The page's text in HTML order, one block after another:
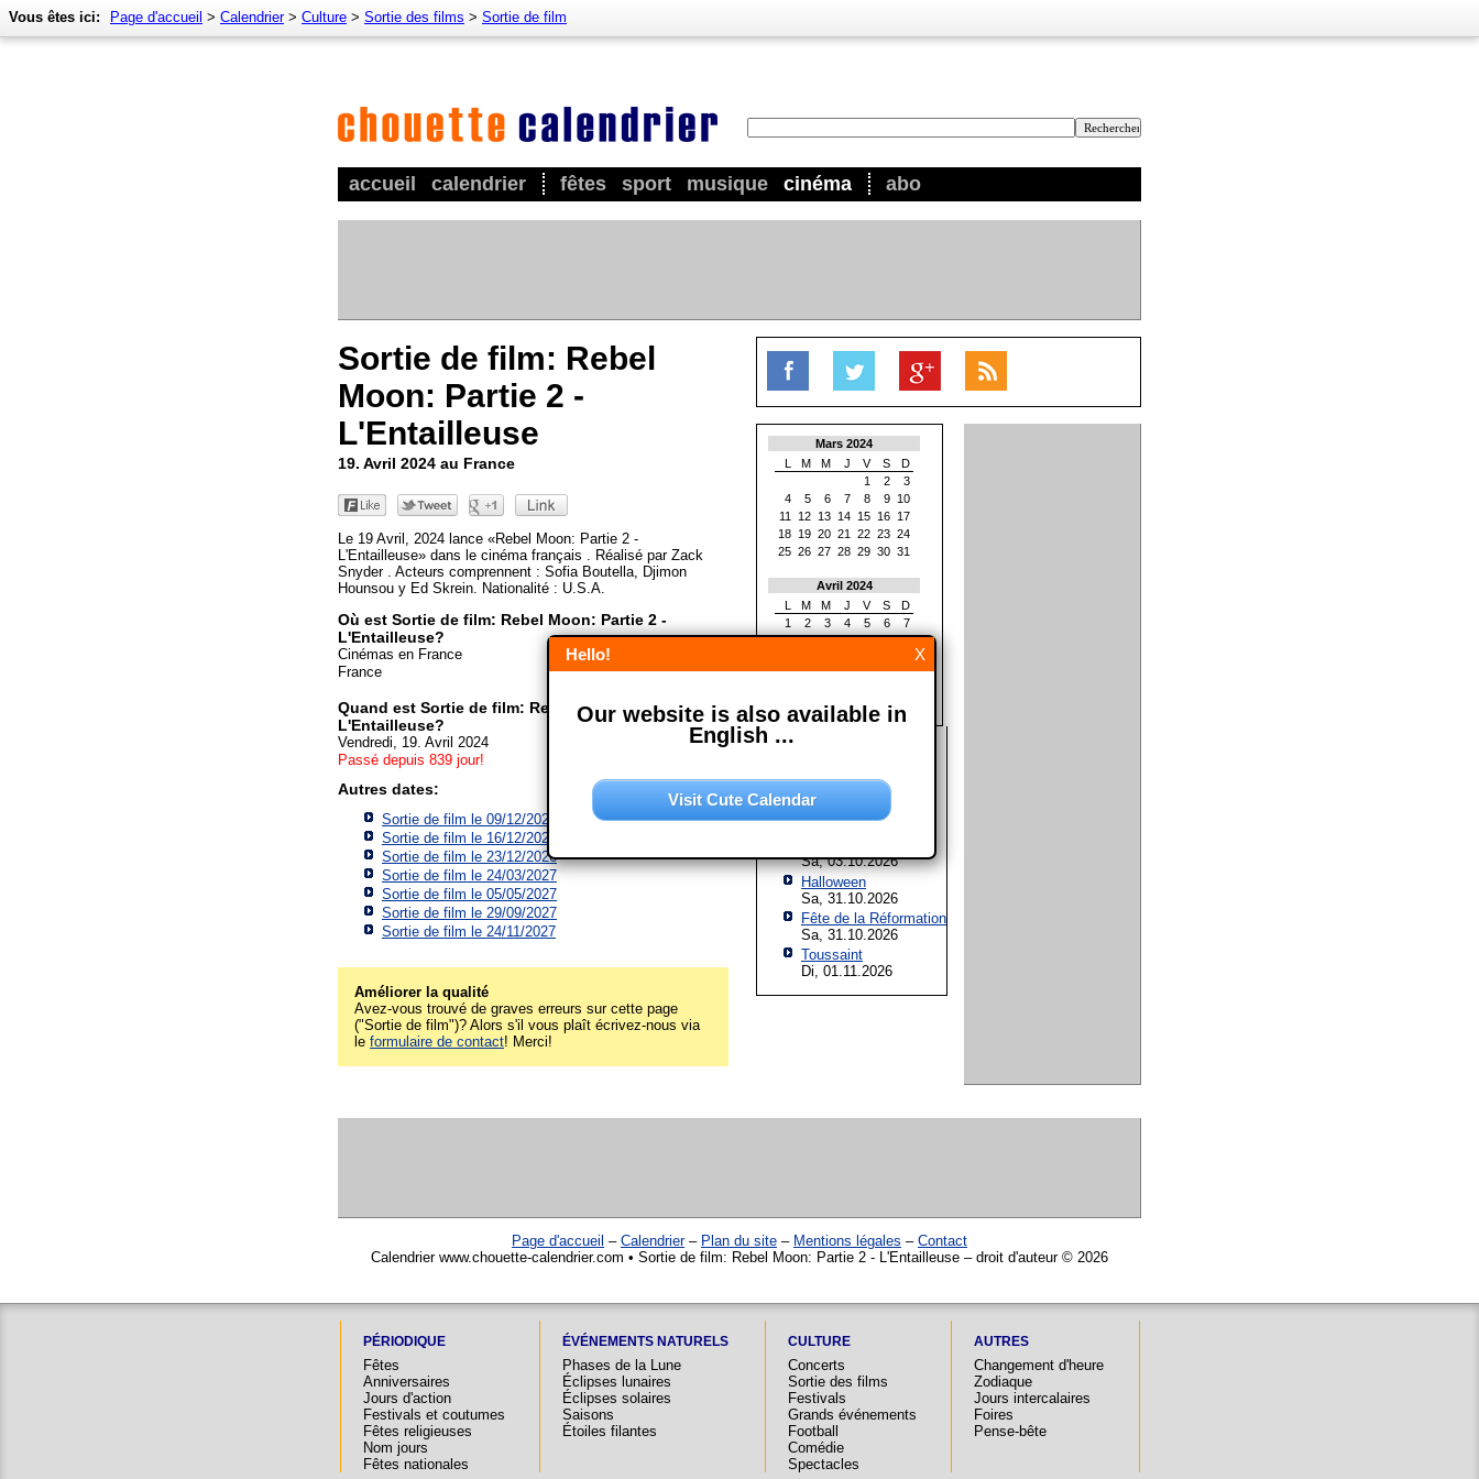
accueil calendrier fêtes sport musique cinéma abo
Vous êtes ici: Page d'accueil > Calendrier> Culture > Sortie des films > Sortie de film
Sortie de film: Rebel
Moon: Partie 2 -
L'Entailleuse
19. Avril 2024 au France
Le 19 Avril, 2024 lance «Rebel Moon: Partie 2 -
L'Entailleuse» dans le cinéma français . Réalisé par Zack
Snyder . Acteurs comprennent : Sofia Boutella, Djimon
Hounsou y Ed Skrein. Nationalité : U.S.A.
Où est Sortie de film: Rebel Moon: Partie 2 -
L'Entailleuse?
Cinémas en France
France
Quand est Sortie de film: Rebel Moon: Partie 2 -
L'Entailleuse?
Vendredi, 19. Avril 2024
Passé depuis 839 jour!
Autres dates:
Sortie de film le 09/12/2026
Sortie de film le 16/12/2026
Sortie de film le 23/12/2026
Sortie de film le 24/03/2027
Sortie de film le 05/05/2027
Sortie de film le 29/09/2027
Sortie de film le 24/11/2027
Améliorer la qualité
Avez-vous trouvé de graves erreurs sur cette page
("Sortie de film")? Alors s'il vous plaît écrivez-nous via
le formulaire de contact! Merci!
Mars 2024
L
M M J V S
D
1
2
3
4
5 6 7 8 9 10
11
12 13 14 15 16 17
18 19 20 21 22 23 24
25 26 27 28 29 30 31
Avril 2024
L
M M J V S
D
1
2 3 4 5 6
7
8
9 10 11 12 13 14
22 23 24 25 26 27 28
Les prochaines fêtes et
Assomption de Marie
Sa, 15.08.2026
Sa, 03.10.2026
Halloween
Sa, 31.10.2026
Fête de la Réformation
Sa, 31.10.2026
Toussaint
Di, 01.11.2026
Page d'accueil – Calendrier– Plan du site – Mentions légales – Contact
Calendrier www.chouette-calendrier.com • Sortie de film: Rebel Moon: Partie 2 - L'Entailleuse – droit d'auteur © 2026
PÉRIODIQUE
Fêtes
Anniversaires
Jours d'action
Festivals et coutumes
Fêtes religieuses
Nom jours
Fêtes nationales
ÉVÉNEMENTS NATURELS
Phases de la Lune
Éclipses lunaires
Éclipses solaires
Saisons
Étoiles filantes
CULTURE
Concerts
Sortie des films
Festivals
Grands événements
Football
Comédie
Spectacles
AUTRES
Changement d'heure
Zodiaque
Jours intercalaires
Foires
Pense-bête
X
Hello!
Our website is also available in
English ...
Visit Cute Calendar